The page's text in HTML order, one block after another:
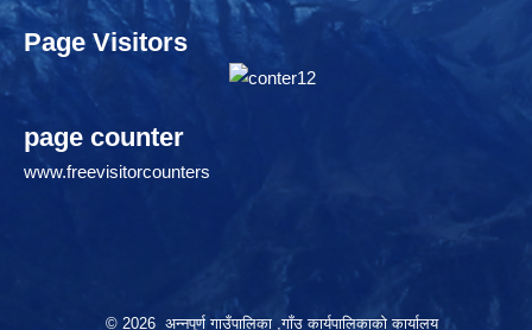
Page Visitors
page counter
www.freevisitorcounters
© 2026 अन्नपूर्ण गाउँपालिका ,गाँउ कार्यपालिकाको कार्यालय